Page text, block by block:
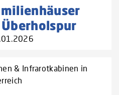
& Infrarotkabinen in